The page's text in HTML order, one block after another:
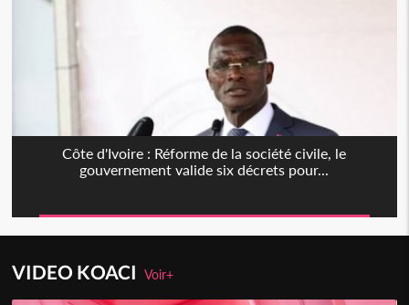
Côte d'Ivoire : Réforme de la société civile, le
gouvernement valide six décrets pour...
VIDEO KOACIVoir+